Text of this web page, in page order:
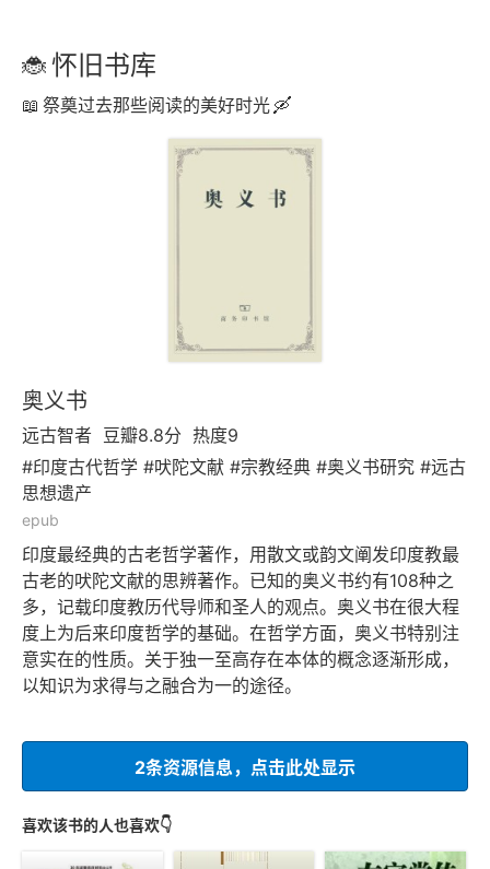
怀旧书库
祭奠过去那些阅读的美好时光
奥义书
远古智者 豆瓣8.8分 热度9
#印度古代哲学 #吠陀文献 #宗教经典 #奥义书研究 #远古
思想遗产
epub
印度最经典的古老哲学著作，用散文或韵文阐发印度教最
古老的吠陀文献的思辨著作。已知的奥义书约有108种之
多，记载印度教历代导师和圣人的观点。奥义书在很大程
度上为后来印度哲学的基础。在哲学方面，奥义书特别注
意实在的性质。关于独一至高存在本体的概念逐渐形成，
以知识为求得与之融合为一的途径。
2条资源信息，点击此处显示
喜欢该书的人也喜欢👇